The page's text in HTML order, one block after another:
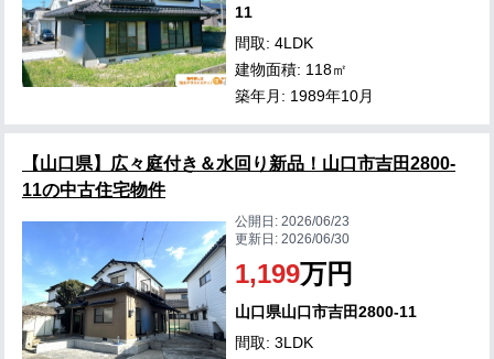
11
間取: 4LDK
建物面積: 118㎡
築年月: 1989年10月
【山口県】広々庭付き＆水回り新品！山口市吉田2800-
11の中古住宅物件
公開日:2026/06/23
更新日:2026/06/30
1,199万円
山口県山口市吉田2800-11
間取: 3LDK